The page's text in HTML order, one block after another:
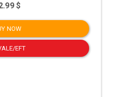
$
NOW
EFT